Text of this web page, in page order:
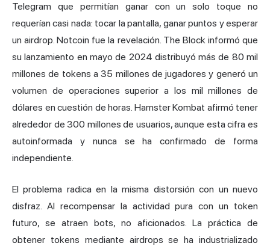
Telegram que permitían ganar con un solo toque no
requerían casi nada: tocar la pantalla, ganar puntos y esperar
un airdrop. Notcoin fue la revelación. The Block informó que
su lanzamiento en mayo de 2024 distribuyó más de 80 mil
millones de tokens a 35 millones de jugadores y generó un
volumen de operaciones superior a los mil millones de
dólares en cuestión de horas. Hamster Kombat afirmó tener
alrededor de 300 millones de usuarios, aunque esta cifra es
autoinformada y nunca se ha confirmado de forma
independiente.
El problema radica en la misma distorsión con un nuevo
disfraz. Al recompensar la actividad pura con un token
futuro, se atraen bots, no aficionados. La práctica de
obtener tokens mediante airdrops se ha industrializado